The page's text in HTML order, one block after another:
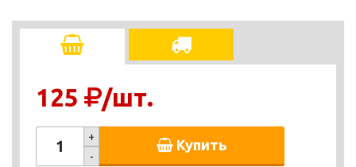
125 /шт.
+
-
Купить